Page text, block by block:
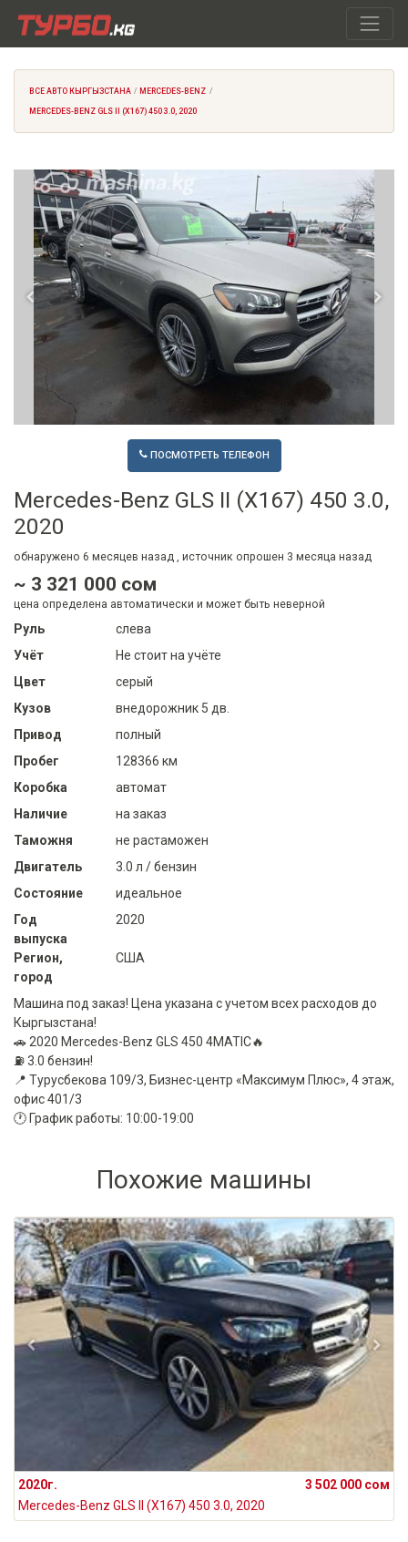
ВСЕ АВТО КЫРГЫЗСТАНА MERCEDES-BENZ
MERCEDES-BENZ GLS II (X167) 450 3.0, 2020
ПОСМОТРЕТЬ ТЕЛЕФОН
Mercedes-Benz GLS II (X167) 450 3.0,
2020
обнаружено 6 месяцев назад , источник опрошен 3 месяца назад
~ 3 321 000 сом
цена определена автоматически и может быть неверной
Руль
слева
Учёт
Не стоит на учёте
Цвет
серый
Кузов
внедорожник 5 дв.
Привод
полный
Пробег
128366 км
Коробка
автомат
Наличие
на заказ
Таможня
не растаможен
Двигатель
3.0 л / бензин
Состояние
идеальное
Год
выпуска
2020
Регион,
город
США
Машина под заказ! Цена указана с учетом всех расходов до
Кыргызстана!
🚗 2020 Mercedes-Benz GLS 450 4MATIC🔥
⛽️ 3.0 бензин!
📍 Турусбекова 109/3, Бизнес-центр «Максимум Плюс», 4 этаж,
офис 401/3
🕐 График работы: 10:00-19:00
Похожие машины
2020г.
3 502 000 сом
Mercedes-Benz GLS II (X167) 450 3.0, 2020